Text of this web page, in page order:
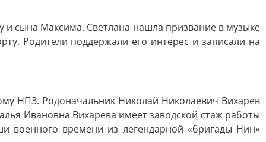
и сына Максима. Светлана нашла призвание в музыке
Родители поддержали его интерес и записали на
НПЗ. Родоначальник Николай Николаевич Вихарев
Ивановна Вихарева имеет заводской стаж работы
военного времени из легендарной «бригады Нин»